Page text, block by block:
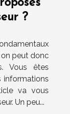
?
on peut donc
Vous êtes
informations
va vous
Un peu...